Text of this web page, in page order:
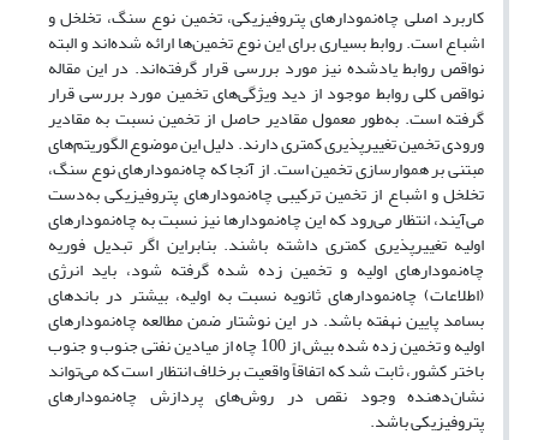
کاربرد اصلی چاه‌نمودارهای پتروفیزیکی، تخمین نوع سنگ، تخلخل و
اشباع است. روابط بسیاری برای این نوع تخمین‌ها ارائه شده‌اند و البته
نواقص روابط یادشده نیز مورد بررسی قرار گرفته‌اند. در این مقاله
نواقص کلی روابط موجود از دید ویژگی‌های تخمین مورد بررسی قرار
گرفته است. به‌طور معمول مقادیر حاصل از تخمین نسبت به مقادیر
ورودی تخمین تغییرپذیری کمتری دارند. دلیل این موضوع الگوریتم‌های
مبتنی بر هموارسازی تخمین است. از آنجا که چاه‌نمودارهای نوع سنگ،
تخلخل و اشباع از تخمین ترکیبی چاه‌نمودارهای پتروفیزیکی به‌دست
می‌آیند، انتظار می‌رود که این چاه‌نمودارها نیز نسبت به چاه‌نمودارهای
اولیه تغییرپذیری کمتری داشته باشند. بنابراین اگر تبدیل فوریه
چاه‌نمودارهای اولیه و تخمین ‌زده ‌شده گرفته شود، باید انرژی
(اطلاعات) چاه‌نمودارهای ثانویه نسبت به اولیه، بیشتر در باندهای
بسامد پایین نهفته باشد. در این نوشتار ضمن مطالعه چاه‌نمودارهای
اولیه و تخمین‌ زده ‌شده بیش از 100 چاه از میادین نفتی جنوب و جنوب‌
باختر کشور، ثابت شد که اتفاقاً واقعیت برخلاف انتظار است که می‌تواند
نشان‌دهنده وجود نقص در روش‌های پردازش چاه‌نمودارهای
پتروفیزیکی باشد.